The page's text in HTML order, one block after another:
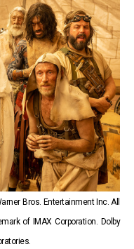
Bros. Entertainment Inc. All
of IMAX Corporation. Dolby